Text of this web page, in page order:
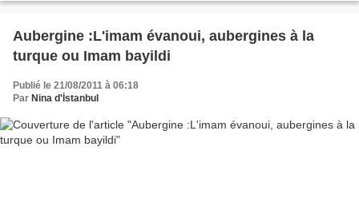
Aubergine :L'imam évanoui, aubergines à la
turque ou Imam bayildi
Publié le 21/08/2011 à 06:18
Par Nina d'İstanbul